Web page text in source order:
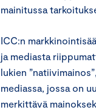
mainitussa
ICC:n
ja mediasta
lukien
mediassa, jossa on
merkittävä